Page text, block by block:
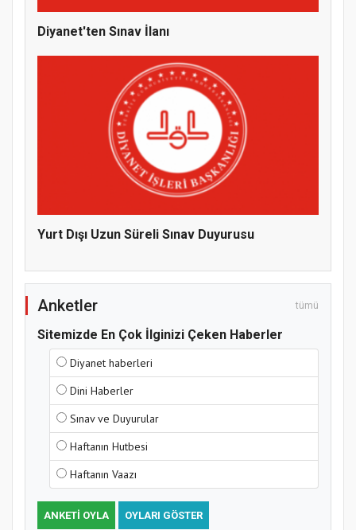
Hz. Peygamber ve Gençlik Konferansı
Samsun Atakum’da Yaz Kur’an Kursu
Kapanış Programı
Diyanet'ten Sınav İlanı
Yurt Dışı Uzun Süreli Sınav Duyurusu
Anketler tümü
Sitemizde En Çok İlginizi Çeken Haberler
Diyanet haberleri
Dini Haberler
Sınav ve Duyurular
Haftanın Hutbesi
Haftanın Vaazı
ANKETI OYLA OYLARI GÖSTER